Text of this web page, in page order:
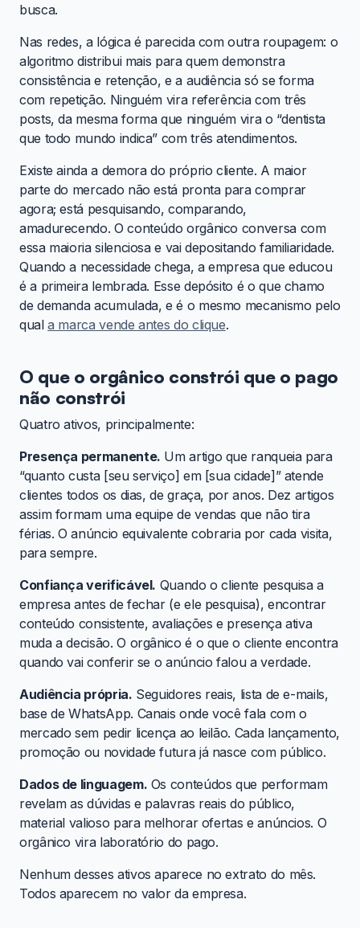
busca.
Nas redes, a lógica é parecida com outra roupagem: o
algoritmo distribui mais para quem demonstra
consistência e retenção, e a audiência só se forma
com repetição. Ninguém vira referência com três
posts, da mesma forma que ninguém vira o “dentista
que todo mundo indica” com três atendimentos.
Existe ainda a demora do próprio cliente. A maior
parte do mercado não está pronta para comprar
agora; está pesquisando, comparando,
amadurecendo. O conteúdo orgânico conversa com
essa maioria silenciosa e vai depositando familiaridade.
Quando a necessidade chega, a empresa que educou
é a primeira lembrada. Esse depósito é o que chamo
de demanda acumulada, e é o mesmo mecanismo pelo
quala marca vende antes do clique.
O que o orgânico constrói que o pago
não constrói
Quatro ativos, principalmente:
Presença permanente. Um artigo que ranqueia para
“quanto custa [seu serviço] em [sua cidade]” atende
clientes todos os dias, de graça, por anos. Dez artigos
assim formam uma equipe de vendas que não tira
férias. O anúncio equivalente cobraria por cada visita,
para sempre.
Confiança verificável. Quando o cliente pesquisa a
empresa antes de fechar (e ele pesquisa), encontrar
conteúdo consistente, avaliações e presença ativa
muda a decisão. O orgânico é o que o cliente encontra
quando vai conferir se o anúncio falou a verdade.
Audiência própria. Seguidores reais, lista de e-mails,
base de WhatsApp. Canais onde você fala com o
mercado sem pedir licença ao leilão. Cada lançamento,
promoção ou novidade futura já nasce com público.
Dados de linguagem. Os conteúdos que performam
revelam as dúvidas e palavras reais do público,
material valioso para melhorar ofertas e anúncios. O
orgânico vira laboratório do pago.
Nenhum desses ativos aparece no extrato do mês.
Todos aparecem no valor da empresa.